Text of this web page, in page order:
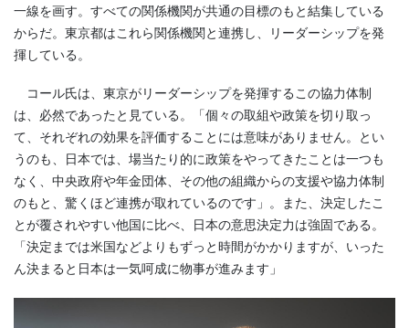
一線を画す。すべての関係機関が共通の目標のもと結集している
からだ。東京都はこれら関係機関と連携し、リーダーシップを発
揮している。
コール氏は、東京がリーダーシップを発揮するこの協力体制
は、必然であったと見ている。「個々の取組や政策を切り取っ
て、それぞれの効果を評価することには意味がありません。とい
うのも、日本では、場当たり的に政策をやってきたことは一つも
なく、中央政府や年金団体、その他の組織からの支援や協力体制
のもと、驚くほど連携が取れているのです」。また、決定したこ
とが覆されやすい他国に比べ、日本の意思決定力は強固である。
「決定までは米国などよりもずっと時間がかかりますが、いった
ん決まると日本は一気呵成に物事が進みます」